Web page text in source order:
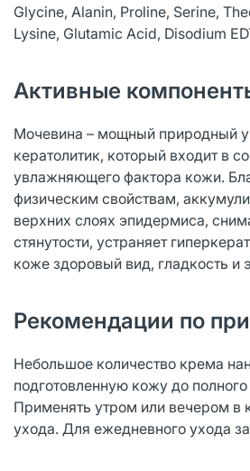
Glycine, Alanin, Proline, Serine,
Lysine, Glutamic Acid, Disodium
Активные
Мочевина – мощный природный
кератолитик, который входит в
увлажняющего фактора кожи.
физическим свойствам,
верхних слоях эпидермиса,
стянутости, устраняет
коже здоровый вид, гладкость и
Рекомендации по
Небольшое количество крема
подготовленную кожу до
Применять утром или вечером в
ухода. Для ежедневного ухода